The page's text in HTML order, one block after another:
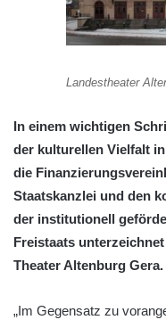
Landestheater
In einem wichtigen
der kulturellen Vielfalt
die
Staatskanzlei und den
der institutionell
Freistaats
Theater Altenburg Gera.
„Im Gegensatz zu